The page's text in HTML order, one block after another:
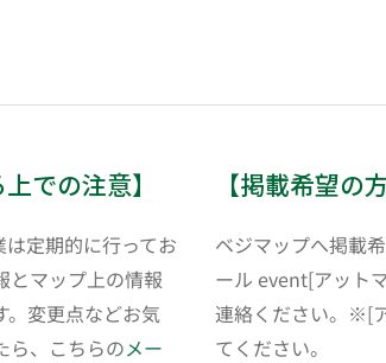
での注意】
定期的に行ってお
とマップ上の情報
。変更点などお気
ら、こちらのメー
【掲載希望の
ベジマップへ掲載
ール event[アット
連絡ください。※[
てください。